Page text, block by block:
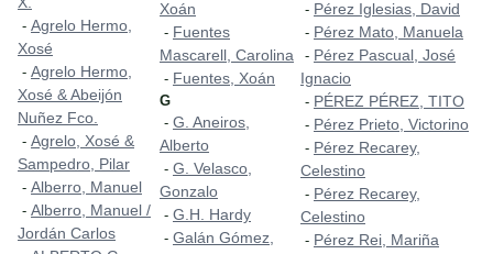
- Agrelo Hermo,
Xosé
- Agrelo Hermo,
Xosé & Abeijón
Nuñez Fco.
- Agrelo, Xosé &
Sampedro, Pilar
- Alberro, Manuel
- Alberro, Manuel /
Jordán Carlos
Xoán
- Fuentes
Mascarell, Carolina
- Fuentes, Xoán
G
- G. Aneiros,
Alberto
- G. Velasco,
Gonzalo
- G.H. Hardy
- Galán Gómez,
- Pérez Iglesias, David
- Pérez Mato, Manuela
- Pérez Pascual, José
Ignacio
- PÉREZ PÉREZ, TITO
- Pérez Prieto, Victorino
- Pérez Recarey,
Celestino
- Pérez Recarey,
Celestino
- Pérez Rei, Mariña